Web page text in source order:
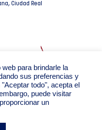
Ciudad Real
Criptana 2022
Cookies
para brindarle la
sus preferencias y
todo", acepta el
puede visitar
un